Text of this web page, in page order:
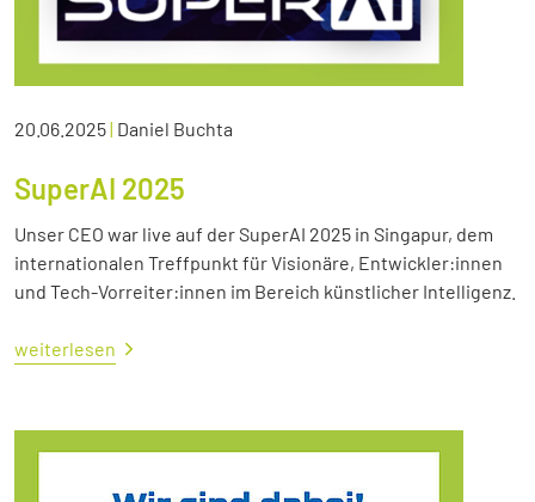
20.06.2025| Daniel Buchta
SuperAI 2025
Unser CEO war live auf der SuperAI 2025 in Singapur, dem
internationalen Treffpunkt für Visionäre, Entwickler:innen
und Tech-Vorreiter:innen im Bereich künstlicher Intelligenz.
weiterlesen